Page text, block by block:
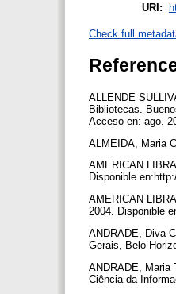
URI:
Check full
ALLENDE
Bibliotecas.
Acceso en: ago.
ALMEIDA, Maria
AMERICAN
Disponible
AMERICAN
2004. Disponible
ANDRADE, Diva
Gerais, Belo
ANDRADE, Maria
Ciência da